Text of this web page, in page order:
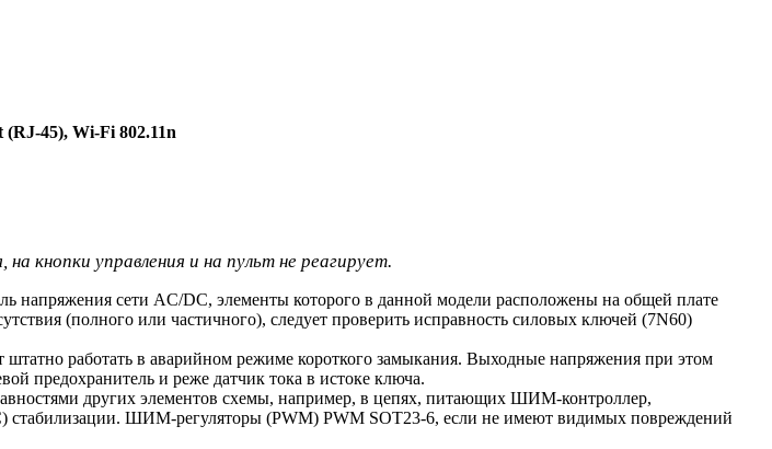
45), Wi-Fi 802.11n
кнопки управления и на пульт не реагирует.
напряжения сети AC/DC, элементы которого в данной модели расположены на общей плате
(полного или частичного), следует проверить исправность силовых ключей (7N60)
работать в аварийном режиме короткого замыкания. Выходные напряжения при этом
предохранитель и реже датчик тока в истоке ключа.
других элементов схемы, например, в цепях, питающих ШИМ-контроллер,
ШИМ-регуляторы (PWM) PWM SOT23-6, если не имеют видимых повреждений